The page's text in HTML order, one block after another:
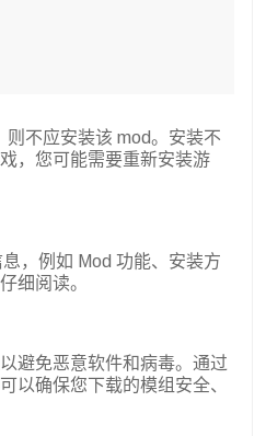
不应安装该 mod。安装不
，您可能需要重新安装游
，例如 Mod 功能、安装方
细阅读。
避免恶意软件和病毒。通过
以确保您下载的模组安全、